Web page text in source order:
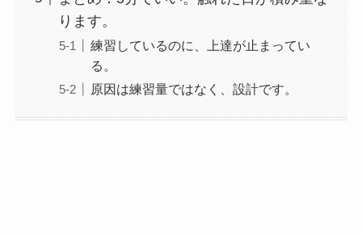
ります。
練習しているのに、上達が止まってい
る。
原因は練習量ではなく、設計です。